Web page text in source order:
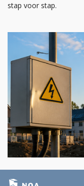
stap voor stap.